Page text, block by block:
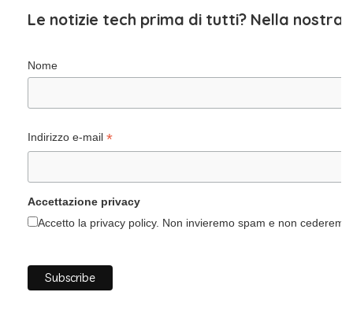
Le notizie tech prima di tutti? Nella nostra
Nome
Indirizzo e-mail *
Accettazione privacy
Accetto la privacy policy. Non invieremo spam e non